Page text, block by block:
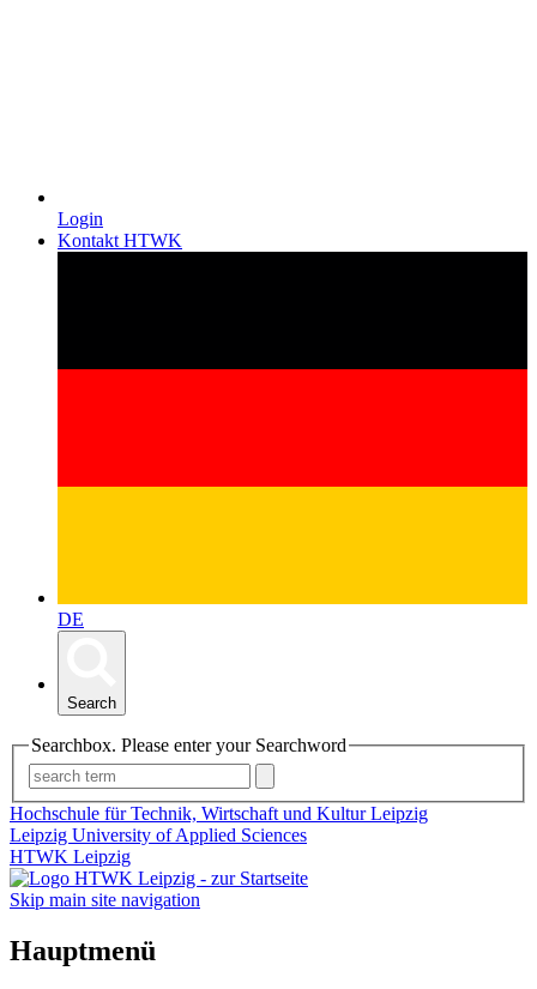
Login
Kontakt HTWK
DE
Search
Searchbox. Please enter your Searchword
Hochschule für Technik, Wirtschaft und Kultur Leipzig
Leipzig University of Applied Sciences
HTWK Leipzig
Skip main site navigation
Hauptmenü